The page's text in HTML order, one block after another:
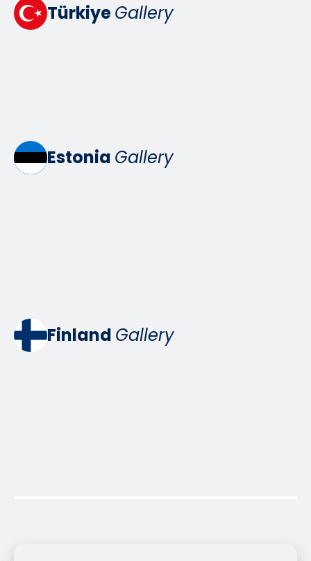
TürkiyeGallery
Estonia Gallery
Finland Gallery